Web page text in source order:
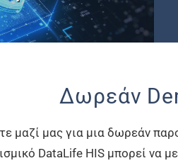
Δωρεάν
μαζί μας για μια δωρεάν
DataLife HIS μπορεί να